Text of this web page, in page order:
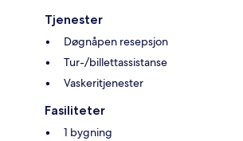
Tjenester
Døgnåpen resepsjon
Tur-/billettassistanse
Vaskeritjenester
Fasiliteter
1 bygning